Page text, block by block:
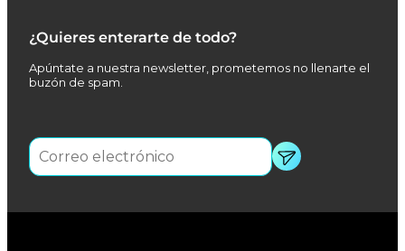
¿Quieres enterarte de todo?
Apúntate a nuestra newsletter, prometemos no llenarte el
buzón de spam.